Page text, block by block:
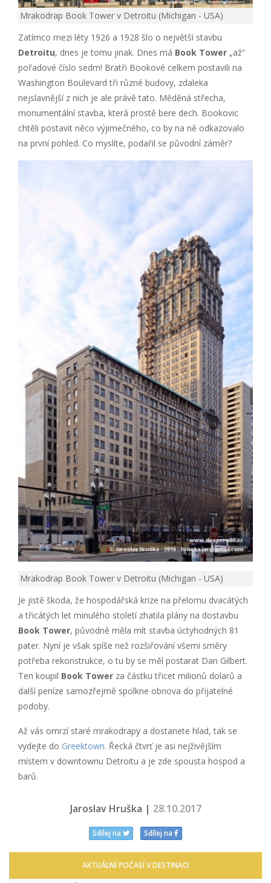
Mrakodrap Book Tower v Detroitu (Michigan - USA)
Zatímco mezi léty 1926 a 1928 šlo o největší stavbu
Detroitu, dnes je tomu jinak. Dnes má Book Tower „až“
pořadové číslo sedm! Bratři Bookové celkem postavili na
Washington Boulevard tři různé budovy, zdaleka
nejslavnější z nich je ale právě tato. Měděná střecha,
monumentální stavba, která prostě bere dech. Bookovic
chtěli postavit něco výjimečného, co by na ně odkazovalo
na první pohled. Co myslíte, podařil se původní záměr?
Mrakodrap Book Tower v Detroitu (Michigan - USA)
Je jistě škoda, že hospodářská krize na přelomu dvacátých
a třicátých let minulého století zhatila plány na dostavbu
Book Tower, původně měla mít stavba úctyhodných 81
pater. Nyní je však spíše než rozšiřování všemi směry
potřeba rekonstrukce, o tu by se měl postarat Dan Gilbert.
Ten koupil Book Tower za částku třicet milionů dolarů a
další peníze samozřejmě spolkne obnova do přijatelné
podoby.
Až vás omrzí staré mrakodrapy a dostanete hlad, tak se
vydejte do Greektown. Řecká čtvrť je asi nejživějším
místem v downtownu Detroitu a je zde spousta hospod a
barů.
Jaroslav Hruška | 28.10.2017
Sdílej na Sdílej na
AKTUÁLNÍ POČASÍ V DESTINACI